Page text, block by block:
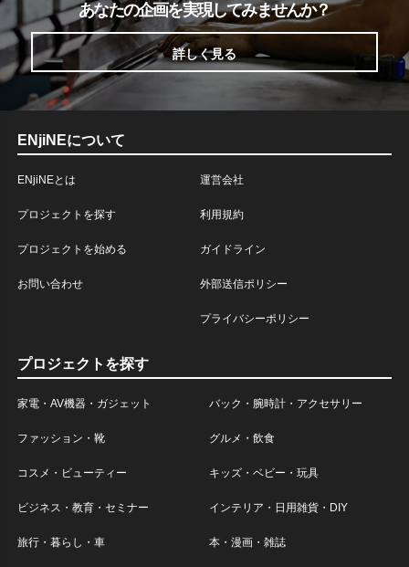
あなたの企画を実現してみませんか？
詳しく見る
ENjiNEについて
ENjiNEとは
プロジェクトを探す
プロジェクトを始める
お問い合わせ
運営会社
利用規約
ガイドライン
外部送信ポリシー
プライバシーポリシー
プロジェクトを探す
家電・AV機器・ガジェット バック・腕時計・アクセサリー
ファッション・靴 グルメ・飲食
コスメ・ビューティー キッズ・ベビー・玩具
ビジネス・教育・セミナー インテリア・日用雑貨・DIY
旅行・暮らし・車 本・漫画・雑誌